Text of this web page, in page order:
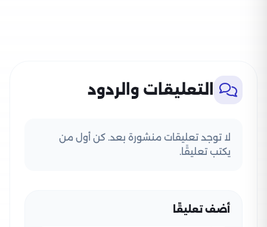
التعليقات والردود
لا توجد تعليقات منشورة بعد. كن أول من
يكتب تعليقًا.
أضف تعليقًا